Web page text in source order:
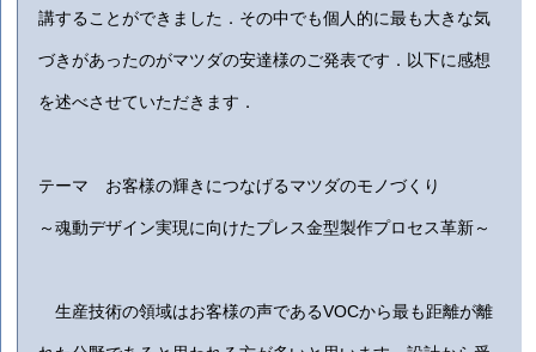
講することができました．その中でも個人的に最も大きな気
づきがあったのがマツダの安達様のご発表です．以下に感想
を述べさせていただきます．
テーマ お客様の輝きにつなげるマツダのモノづくり
～魂動デザイン実現に向けたプレス金型製作プロセス革新～
生産技術の領域はお客様の声であるVOCから最も距離が離